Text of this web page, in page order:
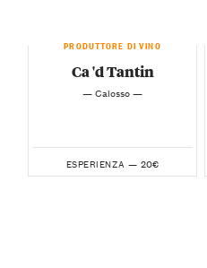
PRODUTTORE DI VINO
Ca 'd Tantin
— Calosso —
ESPERIENZA — 20€